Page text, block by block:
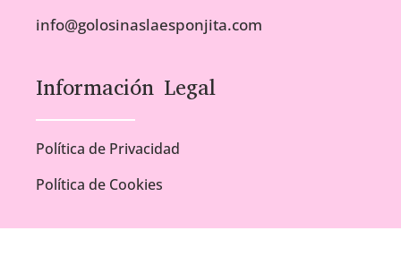
info@golosinaslaesponjita.com
Información Legal
Política de Privacidad
Política de Cookies